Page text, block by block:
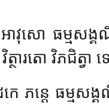
អាវុសោ ធម្មសង្
ារតោ វិភជិត្វា
េ ភន្តេ ធម្មស